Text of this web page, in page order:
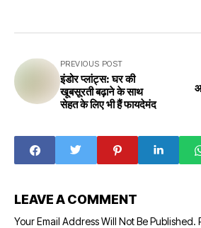
PREVIOUS POST
इंडोर प्लांट्स: घर की
खूबसूरती बढ़ाने के साथ
सेहत के लिए भी हैं फायदेमंद
LEAVE A COMMENT
Your Email Address Will Not Be Published.